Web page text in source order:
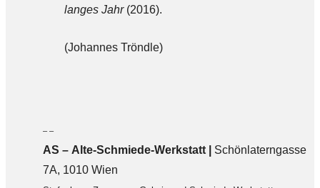
langes Jahr(2016).
(Johannes Tröndle)
– –
AS – Alte-Schmiede-Werkstatt | Schönlaterngasse
7A, 1010 Wien